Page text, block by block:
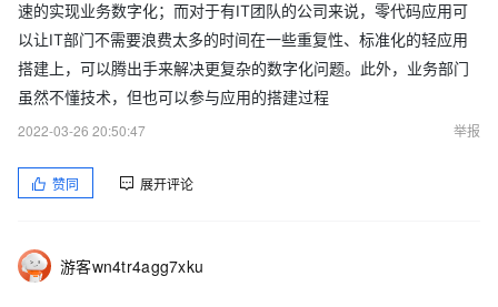
速的实现业务数字化；而对于有IT团队的公司来说，零代码应用可
以让IT部门不需要浪费太多的时间在一些重复性、标准化的轻应用
搭建上，可以腾出手来解决更复杂的数字化问题。此外，业务部门
虽然不懂技术，但也可以参与应用的搭建过程
2022-03-26 20:50:47
举报
赞同 展开评论
游客wn4tr4agg7xku